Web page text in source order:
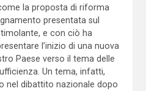
la proposta di riforma
presentata sul
e con ciò ha
l’inizio di una nuova
Paese verso il tema delle
Un tema, infatti,
nel dibattito nazionale dopo